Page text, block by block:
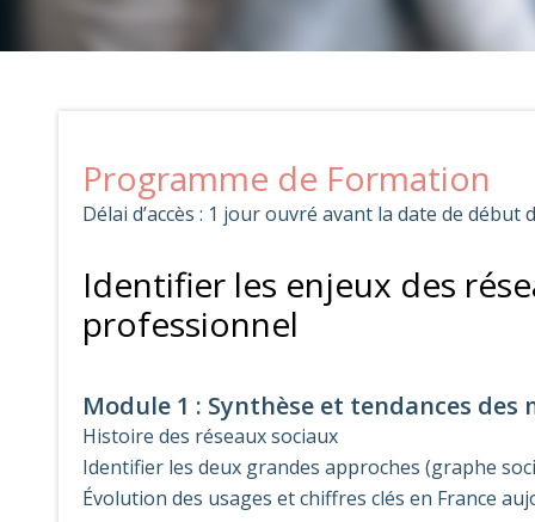
Programme de Formation
Délai d’accès : 1 jour ouvré avant la date de début
Identifier les enjeux des
professionnel
Module 1 : Synthèse et tendances des
Histoire des réseaux sociaux
Identifier les deux grandes approches (graphe
Évolution des usages et chiffres clés en France